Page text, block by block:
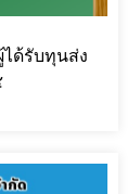
ด้รับทุนส่ง